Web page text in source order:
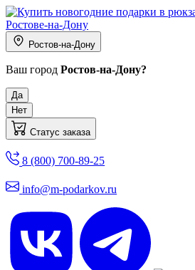
Ростов-на-Дону
Ваш город Ростов-на-Дону?
Да
Нет
Статус заказа
8 (800) 700-89-25
info@m-podarkov.ru